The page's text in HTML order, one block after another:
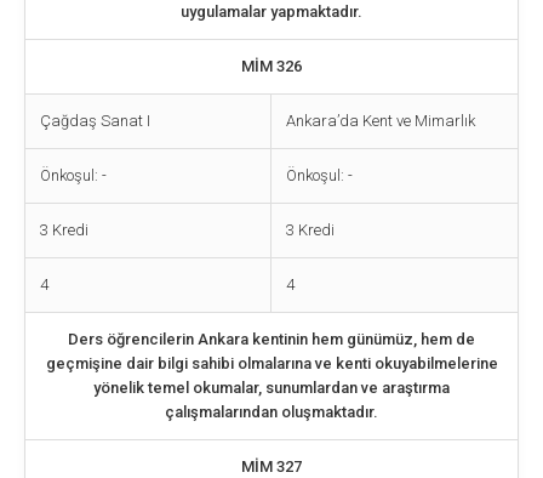
uygulamalar yapmaktadır.
MİM 326
Çağdaş Sanat I Ankara’da Kent ve Mimarlık
Önkoşul: - Önkoşul: -
3 Kredi 3 Kredi
4 4
Ders öğrencilerin Ankara kentinin hem günümüz, hem de
geçmişine dair bilgi sahibi olmalarına ve kenti okuyabilmelerine
yönelik temel okumalar, sunumlardan ve araştırma
çalışmalarından oluşmaktadır.
MİM 327